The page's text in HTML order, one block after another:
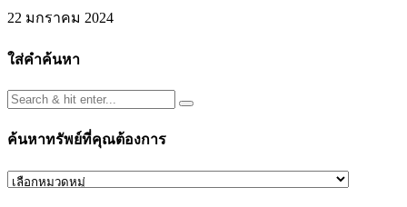
22 มกราคม 2024
ใส่คำค้นหา
ค้นหาทรัพย์ที่คุณต้องการ
ค้นหา